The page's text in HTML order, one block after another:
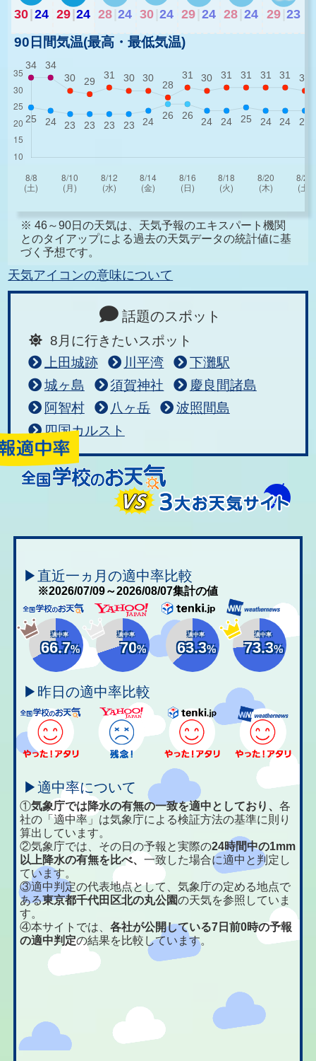
30|24 29|24 28 24 30 24 29 24 28 24 29 23
90日間気温(最高・最低気温)
※ 46～90日の天気は、天気予報のエキスパート機関
とのタイアップによる過去の天気データの統計値に基
づく予想です。
天気アイコンの意味について
話題のスポット
8月に行きたいスポット
上田城跡
川平湾
下灘駅
城ヶ島
須賀神社
慶良間諸島
阿智村
八ヶ岳
波照間島
四国カルスト
▶直近一ヵ月の適中率比較
※2026/07/09～2026/08/07集計の値
適中率
66.7%
適中率
70%
適中率
63.3%
適中率
73.3%
▶昨日の適中率比較
▶適中率について
①気象庁では降水の有無の一致を適中としており、各
社の「適中率」は気象庁による検証方法の基準に則り
算出しています。
②気象庁では、その日の予報と実際の24時間中の1mm
以上降水の有無を比べ、一致した場合に適中と判定し
ています。
③適中判定の代表地点として、気象庁の定める地点で
ある東京都千代田区北の丸公園の天気を参照していま
す。
④本サイトでは、各社が公開している7日前0時の予報
の適中判定の結果を比較しています。